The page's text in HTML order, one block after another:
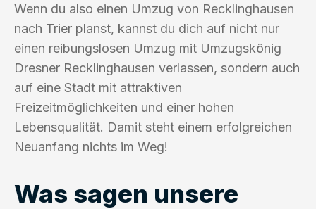
Wenn du also einen Umzug von Recklinghausen
nach Trier planst, kannst du dich auf nicht nur
einen reibungslosen Umzug mit Umzugskönig
Dresner Recklinghausen verlassen, sondern auch
auf eine Stadt mit attraktiven
Freizeitmöglichkeiten und einer hohen
Lebensqualität. Damit steht einem erfolgreichen
Neuanfang nichts im Weg!
Was sagen unsere